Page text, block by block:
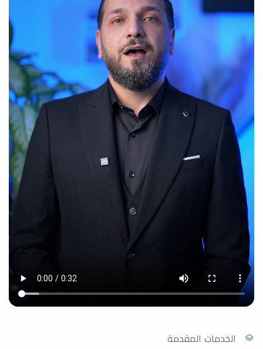
الخدمات المقدمة